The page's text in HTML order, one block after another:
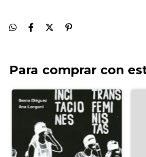
Para comprar con